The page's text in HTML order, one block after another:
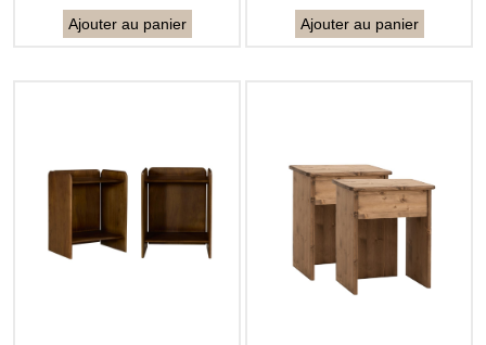
Ajouter au panier Ajouter au panier